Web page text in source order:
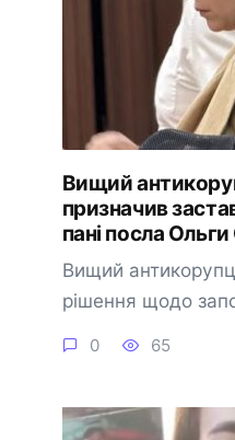
Вищий
призначив
пані посла
Вищий
рішення щодо
0 65